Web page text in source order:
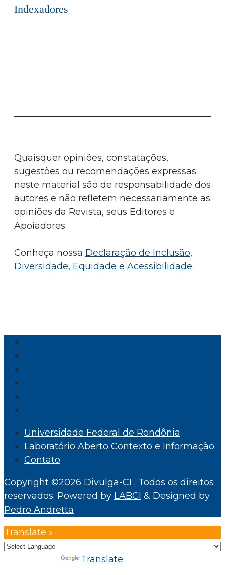
Indexadores
Quaisquer opiniões, constatações,
sugestões ou recomendações expressas
neste material são de responsabilidade dos
autores e não refletem necessariamente as
opiniões da Revista, seus Editores e
Apoiadores.
Conheça nossa Declaração de Inclusão,
Diversidade, Equidade e Acessibilidade.
Universidade Federal de Rondônia
Laboratório Aberto Contexto e Informação
Contato
Copyright ©2026 Divulga-CI . Todos os direitos
reservados. Powered by LABCI & Designed by
Pedro Andretta
Translate »
Translate